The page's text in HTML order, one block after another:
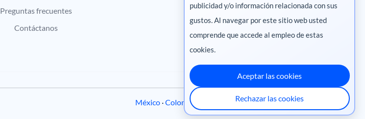
Preguntas frecuentes
Contáctanos
Pharma
México ·Colombia Perú·Centroamérica
publicidad y/o información relacionada con sus
gustos. Al navegar por este sitio web usted
comprende que accede al empleo de estas
cookies.
Aceptar las cookies
Rechazar las cookies